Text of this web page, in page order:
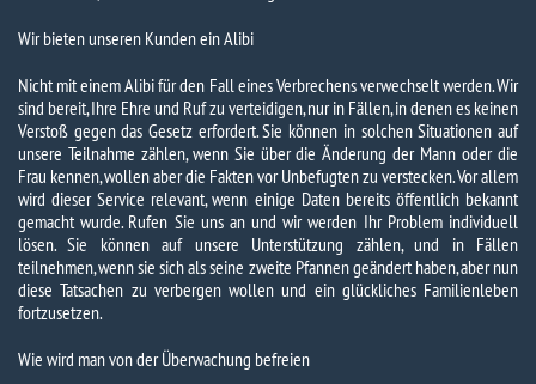
Wir bieten unseren Kunden ein Alibi
Nicht mit einem Alibi für den Fall eines Verbrechens verwechselt werden. Wir
sind bereit, Ihre Ehre und Ruf zu verteidigen, nur in Fällen, in denen es keinen
Verstoß gegen das Gesetz erfordert. Sie können in solchen Situationen auf
unsere Teilnahme zählen, wenn Sie über die Änderung der Mann oder die
Frau kennen, wollen aber die Fakten vor Unbefugten zu verstecken. Vor allem
wird dieser Service relevant, wenn einige Daten bereits öffentlich bekannt
gemacht wurde. Rufen Sie uns an und wir werden Ihr Problem individuell
lösen. Sie können auf unsere Unterstützung zählen, und in Fällen
teilnehmen, wenn sie sich als seine zweite Pfannen geändert haben, aber nun
diese Tatsachen zu verbergen wollen und ein glückliches Familienleben
fortzusetzen.
Wie wird man von der Überwachung befreien